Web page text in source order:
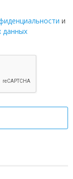
и
данных